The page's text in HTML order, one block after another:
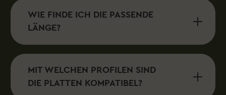
WIE FINDE ICH DIE PASSENDE
LÄNGE?
MIT WELCHEN PROFILEN SIND
DIE PLATTEN KOMPATIBEL?